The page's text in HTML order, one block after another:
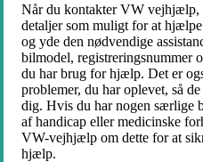
Når du kontakter VW vejhjælp,
detaljer som muligt for at
og yde den nødvendige
bilmodel, registreringsnummer
du har brug for hjælp. Det er
problemer, du har oplevet, så
dig. Hvis du har nogen særlige
af handicap eller medicinske
VW-vejhjælp om dette for at
hjælp.